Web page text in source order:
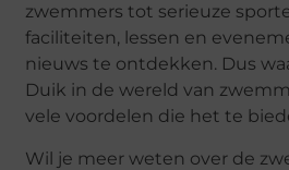
zwemmers tot serieuze
faciliteiten, lessen en
nieuws te ontdekken. Dus
Duik in de wereld van
vele voordelen die het te
Wil je meer weten over de